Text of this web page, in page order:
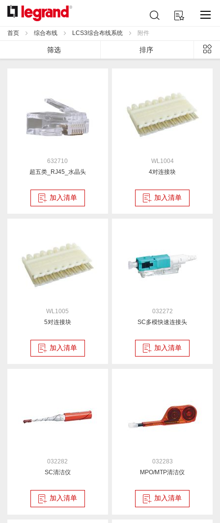
跳
到
容
我的购物车
索
首页 综合布线 LCS3综合布线系统 附件
筛选 排序
632710
超五类_RJ45_水晶头
加入清单
WL1004
4对连接块
加入清单
WL1005
5对连接块
加入清单
032272
SC多模快速连接头
加入清单
032282
SC清洁仪
加入清单
032283
MPO/MTP清洁仪
加入清单